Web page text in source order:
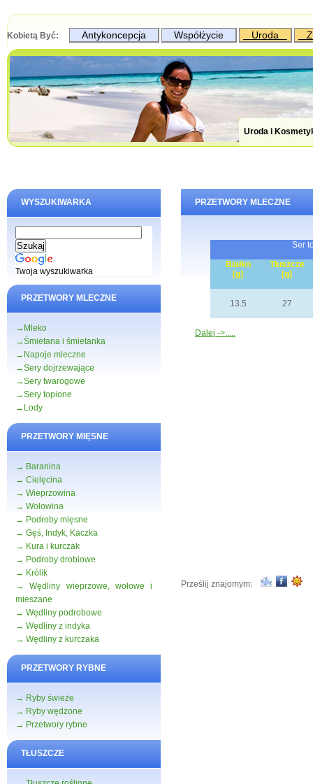
Kobietą Być: Antykoncepcja Współżycie Uroda
Uroda i
WYSZUKIWARKA
Twoja wyszukiwarka
PRZETWORY MLECZNE
→Mleko
→Śmietana i śmietanka
→Napoje mleczne
→Sery dojrzewające
→Sery twarogowe
→Sery topione
→Lody
PRZETWORY MIĘSNE
→ Baranina
→ Cielęcina
→ Wieprzowina
→ Wołowina
→ Podroby mięsne
→ Gęś, Indyk, Kaczka
→ Kura i kurczak
→ Podroby drobiowe
→ Królik
→ Wędliny wieprzowe, wołowe i
mieszane
→ Wędliny podrobowe
→ Wędliny z indyka
→ Wędliny z kurczaka
PRZETWORY RYBNE
→ Ryby świeże
→ Ryby wędzone
→ Przetwory rybne
TŁUSZCZE
PRZETWORY MLECZNE
Ser
Białko
[g]
Tłuszcze
[g]
13.5 27
Dalej ->.....
Prześlij znajomym: